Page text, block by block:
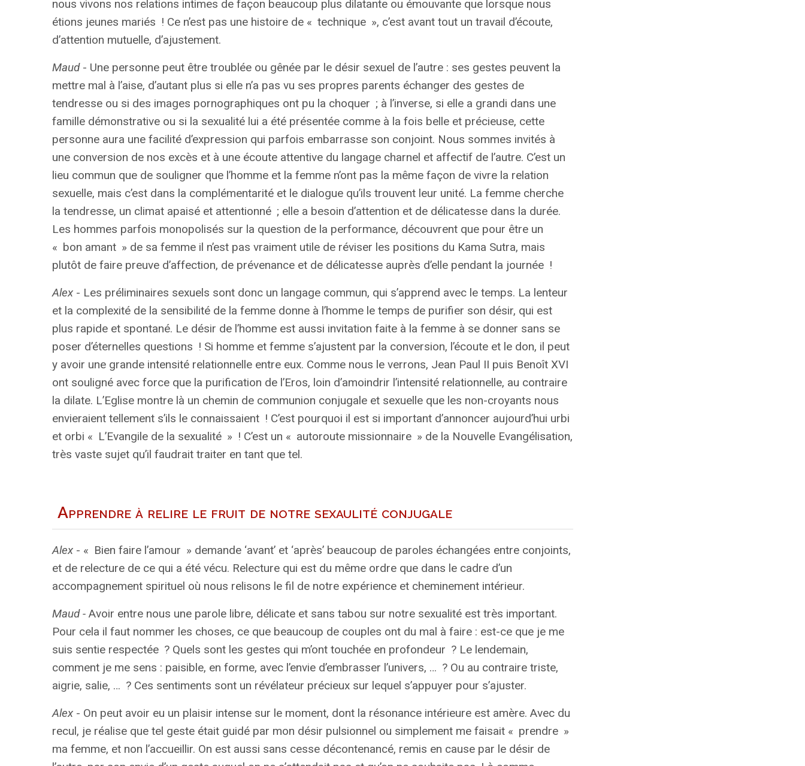
nous vivons nos relations intimes de façon beaucoup plus dilatante ou émouvante que lorsque nous
étions jeunes mariés ! Ce n’est pas une histoire de « technique », c’est avant tout un travail d’écoute,
d’attention mutuelle, d’ajustement.
Maud- Une personne peut être troublée ou gênée par le désir sexuel de l’autre : ses gestes peuvent la
mettre mal à l’aise, d’autant plus si elle n’a pas vu ses propres parents échanger des gestes de
tendresse ou si des images pornographiques ont pu la choquer ; à l’inverse, si elle a grandi dans une
famille démonstrative ou si la sexualité lui a été présentée comme à la fois belle et précieuse, cette
personne aura une facilité d’expression qui parfois embarrasse son conjoint. Nous sommes invités à
une conversion de nos excès et à une écoute attentive du langage charnel et affectif de l’autre. C’est un
lieu commun que de souligner que l’homme et la femme n’ont pas la même façon de vivre la relation
sexuelle, mais c’est dans la complémentarité et le dialogue qu’ils trouvent leur unité. La femme cherche
la tendresse, un climat apaisé et attentionné ; elle a besoin d’attention et de délicatesse dans la durée.
Les hommes parfois monopolisés sur la question de la performance, découvrent que pour être un
« bon amant » de sa femme il n’est pas vraiment utile de réviser les positions du Kama Sutra, mais
plutôt de faire preuve d’affection, de prévenance et de délicatesse auprès d’elle pendant la journée !
Alex- Les préliminaires sexuels sont donc un langage commun, qui s’apprend avec le temps. La lenteur
et la complexité de la sensibilité de la femme donne à l’homme le temps de purifier son désir, qui est
plus rapide et spontané. Le désir de l’homme est aussi invitation faite à la femme à se donner sans se
poser d’éternelles questions ! Si homme et femme s’ajustent par la conversion, l’écoute et le don, il peut
y avoir une grande intensité relationnelle entre eux. Comme nous le verrons, Jean Paul II puis Benoît XVI
ont souligné avec force que la purification de l’Eros, loin d’amoindrir l’intensité relationnelle, au contraire
la dilate. L’Eglise montre là un chemin de communion conjugale et sexuelle que les non-croyants nous
envieraient tellement s’ils le connaissaient ! C’est pourquoi il est si important d’annoncer aujourd’hui urbi
et orbi « L’Evangile de la sexualité » ! C’est un « autoroute missionnaire » de la Nouvelle Evangélisation,
très vaste sujet qu’il faudrait traiter en tant que tel.
Apprendre à relire le fruit de notre sexaulité conjugale
Alex- « Bien faire l’amour » demande ‘avant’ et ‘après’ beaucoup de paroles échangées entre conjoints,
et de relecture de ce qui a été vécu. Relecture qui est du même ordre que dans le cadre d’un
accompagnement spirituel où nous relisons le fil de notre expérience et cheminement intérieur.
Maud -Avoir entre nous une parole libre, délicate et sans tabou sur notre sexualité est très important.
Pour cela il faut nommer les choses, ce que beaucoup de couples ont du mal à faire : est-ce que je me
suis sentie respectée ? Quels sont les gestes qui m’ont touchée en profondeur ? Le lendemain,
comment je me sens : paisible, en forme, avec l’envie d’embrasser l’univers, … ? Ou au contraire triste,
aigrie, salie, … ? Ces sentiments sont un révélateur précieux sur lequel s’appuyer pour s’ajuster.
Alex- On peut avoir eu un plaisir intense sur le moment, dont la résonance intérieure est amère. Avec du
recul, je réalise que tel geste était guidé par mon désir pulsionnel ou simplement me faisait « prendre »
ma femme, et non l’accueillir. On est aussi sans cesse décontenancé, remis en cause par le désir de